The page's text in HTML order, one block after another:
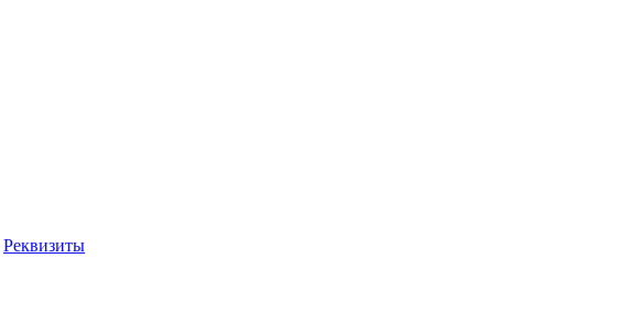
Реквизиты